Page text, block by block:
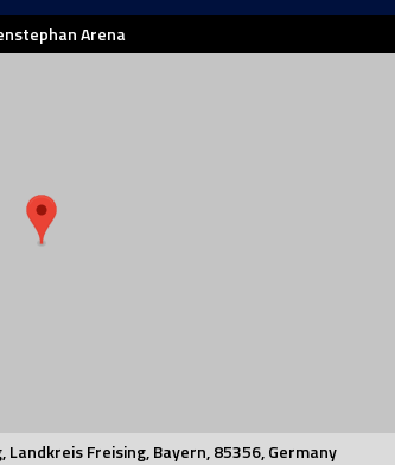
Arena
Freising, Bayern, 85356, Germany